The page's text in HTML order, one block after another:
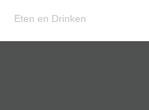
Eten en Drinken